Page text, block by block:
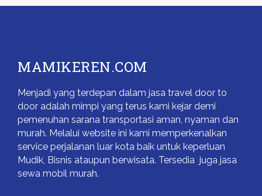
MAMIKEREN.COM
Menjadi yang terdepan dalam jasa travel door to
door adalah mimpi yang terus kami kejar demi
pemenuhan sarana transportasi aman, nyaman dan
murah. Melalui website ini kami memperkenalkan
service perjalanan luar kota baik untuk keperluan
Mudik, Bisnis ataupun berwisata. Tersedia juga jasa
sewa mobil murah.